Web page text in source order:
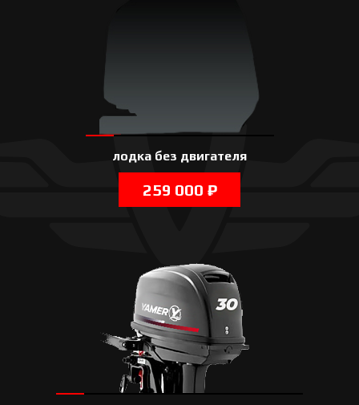
лодка без двигателя
259 000 ₽